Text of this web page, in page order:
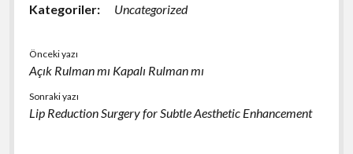
Kategoriler: Uncategorized
Önceki yazı
Açık Rulman mı Kapalı Rulman mı
Sonraki yazı
Lip Reduction Surgery for Subtle Aesthetic Enhancement